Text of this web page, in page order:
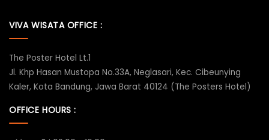
VIVA WISATA OFFICE :
The Poster Hotel Lt.1
Jl. Khp Hasan Mustopa No.33A, Neglasari, Kec. Cibeunying
Kaler, Kota Bandung, Jawa Barat 40124 (The Posters Hotel)
OFFICE HOURS :